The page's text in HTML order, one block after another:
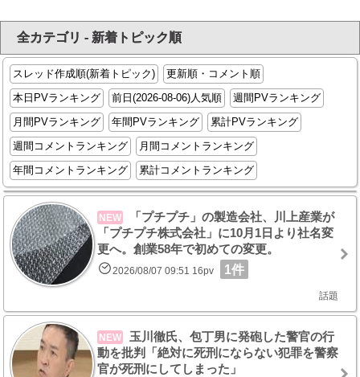
全カテゴリ - 新着トピック順
スレッド作成順(新着トピック)
更新順・コメント順
本日PVランキング
前日(2026-08-06)人気順
週間PVランキング
月間PVランキング
年間PVランキング
累計PVランキング
週間コメントランキング
月間コメントランキング
年間コメントランキング
累計コメントランキング
NEW
「プチプチ」の製造会社、川上産業が
「プチプチ株式会社」に10月1日より社名変
更へ。創業58年で初めての変更。
2026/08/07 09:51 16pv 1件
話題
NEW
玉川徹氏、包丁男に発砲した警官の行
動を批判「絶対に死刑にならない犯罪を警察
官が死刑にしてしまった」